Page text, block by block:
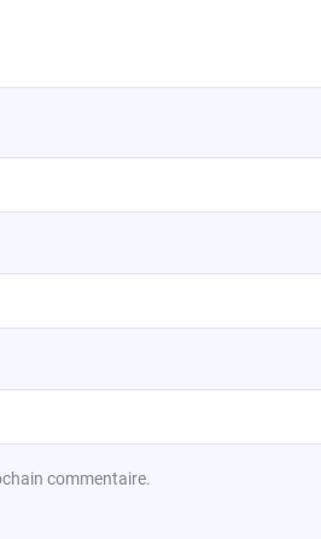
commentaire.